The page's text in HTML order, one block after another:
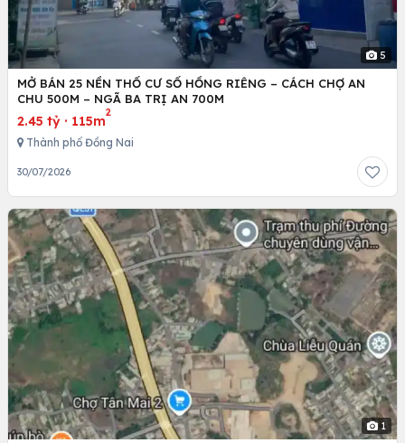
5
MỞ BÁN 25 NỀN THỔ CƯ SỔ HỒNG RIÊNG – CÁCH CHỢ AN
CHU 500M – NGÃ BA TRỊ AN 700M
2.45 tỷ · 115m
2
Thành phố Đồng Nai
30/07/2026
1